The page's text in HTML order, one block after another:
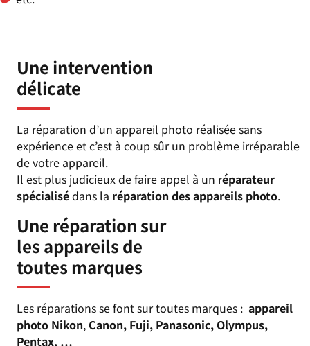
Une intervention
délicate
La réparation d’un appareil photo réalisée sans
expérience et c’est à coup sûr un problème irréparable
de votre appareil.
Il est plus judicieux de faire appel à un réparateur
spécialisédans la réparation des appareils photo.
Une réparation sur
les appareils de
toutes marques
Les réparations se font sur toutes marques : appareil
photo Nikon, Canon, Fuji, Panasonic, Olympus,
Pentax, …